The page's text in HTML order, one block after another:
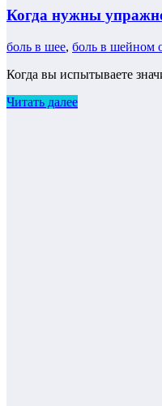
Когда нужны
боль в шее, боль в шейном
Когда вы испытываете
Читать далее